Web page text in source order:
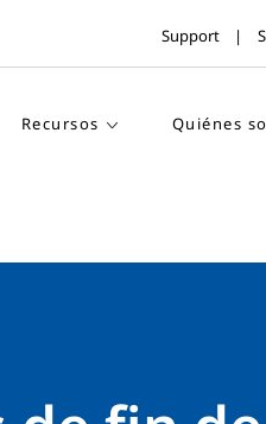
Support
Recursos Quiénes